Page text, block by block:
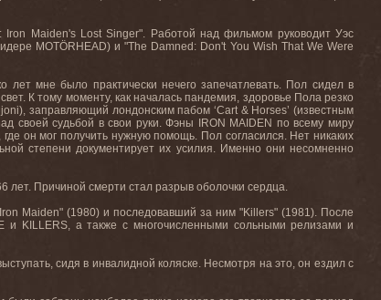
Maiden's Lost Singer". Работой над фильмом руководит Уэс
MOTÖRHEAD) и "The Damned: Don't You Wish That We Were
лет мне было практически нечего запечатлевать. Пол сидел в
К тому моменту, как началась пандемия, здоровье Пола резко
заправляющий лондонским пабом ‘Cart & Horses’ (известным
своей судьбой в свои руки. Фэны IRON MAIDEN по всему миру
он мог получить нужную помощь. Пол согласился. Нет никаких
степени документирует их усилия. Именно они несомненно
лет. Причиной смерти стал разрыв оболочки сердца.
Maiden" (1980) и последовавший за ним "Killers" (1981). После
и KILLERS, а также с многочисленными сольными релизами и
сидя в инвалидной коляске. Несмотря на это, он ездил с